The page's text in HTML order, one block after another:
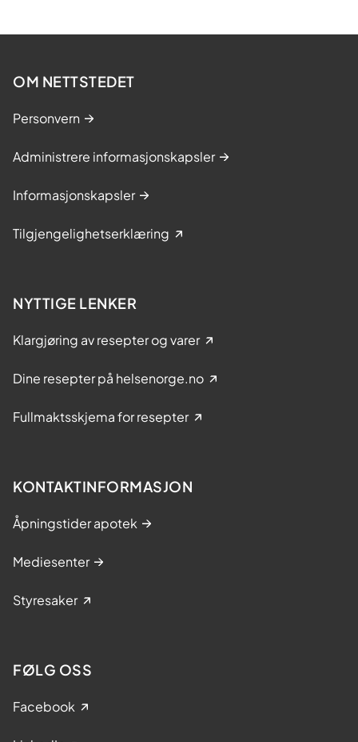
OM NETTSTEDET
Personvern
Administrere informasjonskapsler
Informasjonskapsler
Tilgjengelighetserklæring
NYTTIGE LENKER
Klargjøring av resepter og varer
Dine resepter på helsenorge.no
Fullmaktsskjema for resepter
KONTAKTINFORMASJON
Åpningstider apotek
Mediesenter
Styresaker
FØLG OSS
Facebook